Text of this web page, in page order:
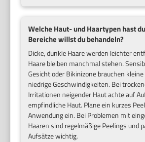
Welche Haut- und Haartypen hast
Bereiche willst du behandeln?
Dicke, dunkle Haare werden leichter
Haare bleiben manchmal stehen.
Gesicht oder Bikinizone brauchen
niedrige Geschwindigkeiten. Bei
Irritationen neigender Haut achte auf
empfindliche Haut. Plane ein kurzes
Anwendung ein. Bei Problemen mit
Haaren sind regelmäßige Peelings und
Aufsätze wichtig.